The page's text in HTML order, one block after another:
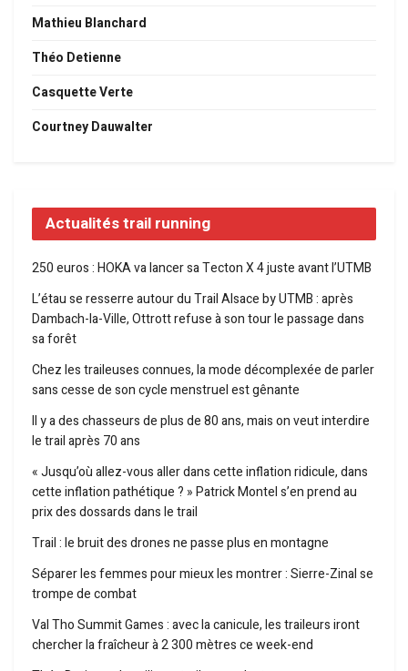
Mathieu Blanchard
Théo Detienne
Casquette Verte
Courtney Dauwalter
Actualités trail running
250 euros : HOKA va lancer sa Tecton X 4 juste avant l’UTMB
L’étau se resserre autour du Trail Alsace by UTMB : après
Dambach-la-Ville, Ottrott refuse à son tour le passage dans
sa forêt
Chez les traileuses connues, la mode décomplexée de parler
sans cesse de son cycle menstruel est gênante
Il y a des chasseurs de plus de 80 ans, mais on veut interdire
le trail après 70 ans
« Jusqu’où allez-vous aller dans cette inflation ridicule, dans
cette inflation pathétique ? » Patrick Montel s’en prend au
prix des dossards dans le trail
Trail : le bruit des drones ne passe plus en montagne
Séparer les femmes pour mieux les montrer : Sierre-Zinal se
trompe de combat
Val Tho Summit Games : avec la canicule, les traileurs iront
chercher la fraîcheur à 2 300 mètres ce week-end